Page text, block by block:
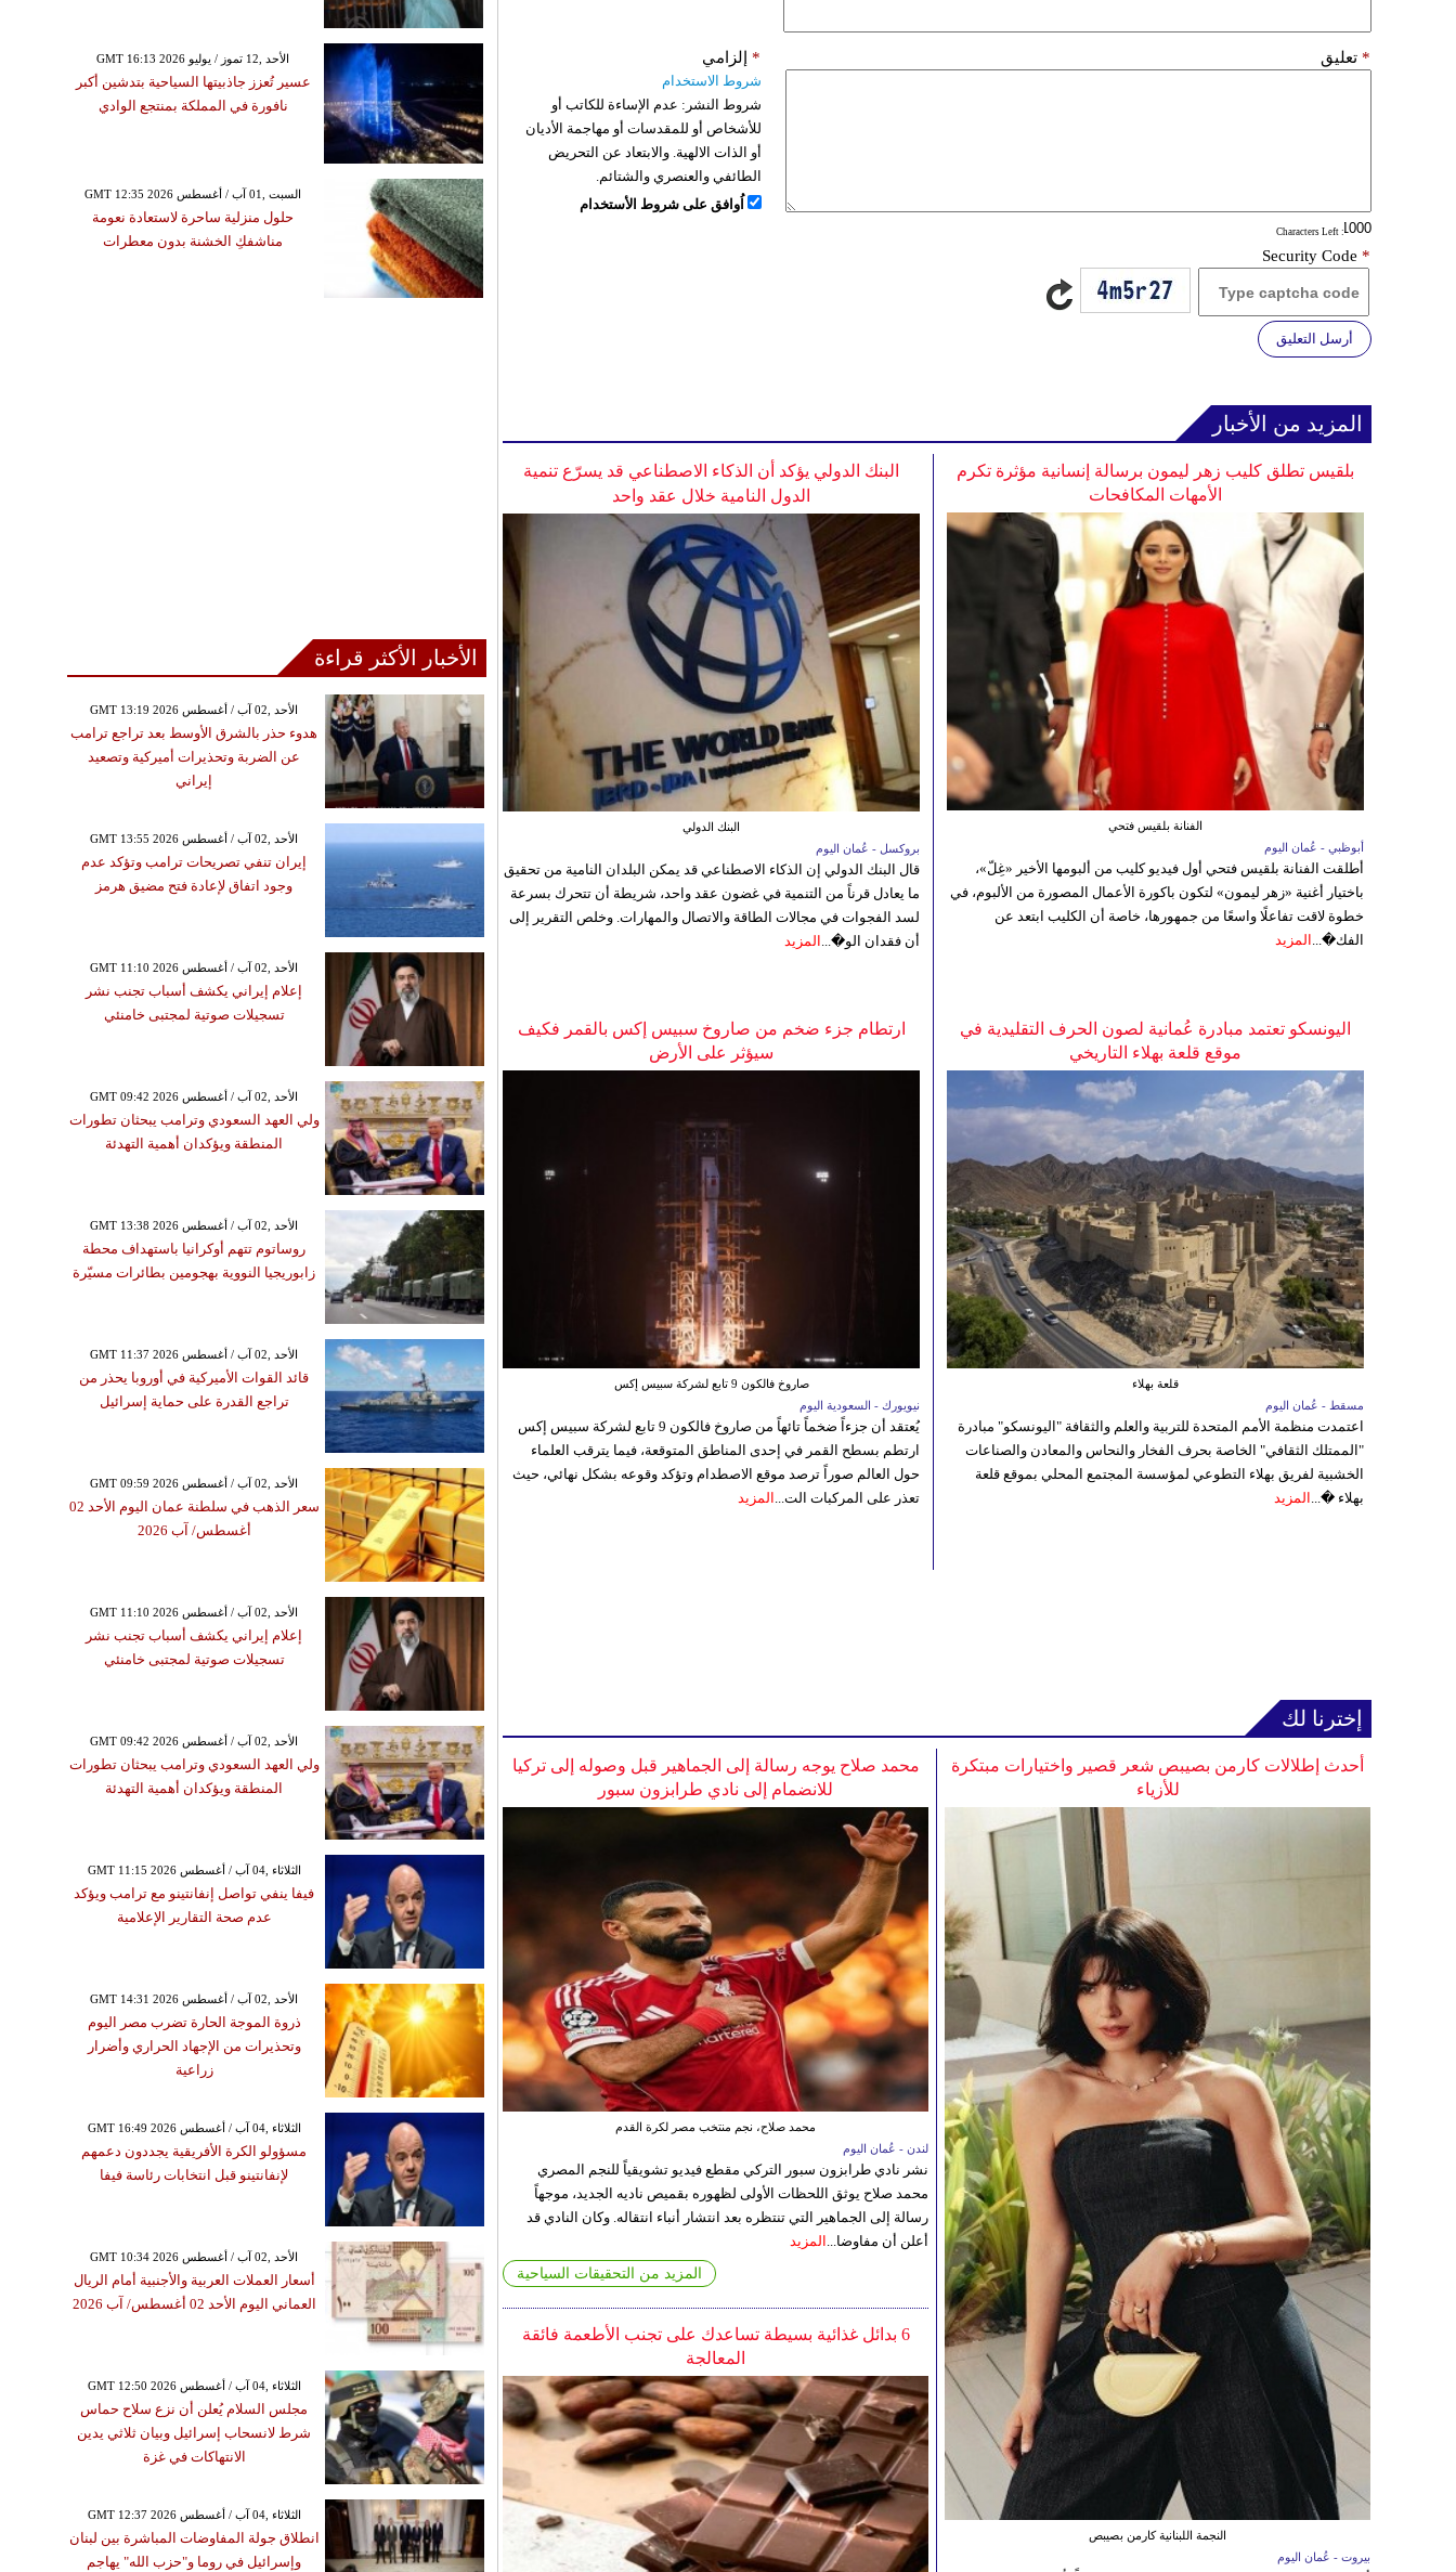
تعليق *
: Characters Left
إلزامي *
شروط الاستخدام
شروط النشر: عدم الإساءة للكاتب أو
للأشخاص أو للمقدسات أو مهاجمة الأديان
أو الذات الالهية. والابتعاد عن التحريض
الطائفي والعنصري والشتائم.
اُوافق على شروط الأستخدام
Security Code *
أرسل التعليق
المزيد من الأخبار
البنك الدولي يؤكد أن الذكاء الاصطناعي قد يسرّع تنمية
الدول النامية خلال عقد واحد
البنك الدولي
بروكسل - عُمان اليوم
قال البنك الدولي إن الذكاء الاصطناعي قد يمكن البلدان النامية من تحقيق
ما يعادل قرناً من التنمية في غضون عقد واحد، شريطة أن تتحرك بسرعة
لسد الفجوات في مجالات الطاقة والاتصال والمهارات. وخلص التقرير إلى
أن فقدان الو�... المزيد
بلقيس تطلق كليب زهر ليمون برسالة إنسانية مؤثرة تكرم
الأمهات المكافحات
الفنانة بلقيس فتحي
أبوظبي - عُمان اليوم
أطلقت الفنانة بلقيس فتحي أول فيديو كليب من ألبومها الأخير «غِلّ»،
باختيار أغنية «زهر ليمون» لتكون باكورة الأعمال المصورة من الألبوم، في
خطوة لاقت تفاعلًا واسعًا من جمهورها، خاصة أن الكليب ابتعد عن
الفك�... المزيد
ارتطام جزء ضخم من صاروخ سبيس إكس بالقمر فكيف
سيؤثر على الأرض
صاروخ فالكون 9 تابع لشركة سبيس إكس
نيويورك - السعودية اليوم
يُعتقد أن جزءاً ضخماً تائهاً من صاروخ فالكون 9 تابع لشركة سبيس إكس
ارتطم بسطح القمر في إحدى المناطق المتوقعة، فيما يترقب العلماء
حول العالم صوراً ترصد موقع الاصطدام وتؤكد وقوعه بشكل نهائي، حيث
تعذر على المركبات الت... المزيد
اليونسكو تعتمد مبادرة عُمانية لصون الحرف التقليدية في
موقع قلعة بهلاء التاريخي
قلعة بهلاء
مسقط - عُمان اليوم
اعتمدت منظمة الأمم المتحدة للتربية والعلم والثقافة "اليونسكو" مبادرة
"الممتلك الثقافي" الخاصة بحرف الفخار والنحاس والمعادن والصناعات
الخشبية لفريق بهلاء التطوعي لمؤسسة المجتمع المحلي بموقع قلعة
بهلاء �... المزيد
إخترنا لك
محمد صلاح يوجه رسالة إلى الجماهير قبل وصوله إلى تركيا
للانضمام إلى نادي طرابزون سبور
محمد صلاح، نجم منتخب مصر لكرة القدم
لندن - عُمان اليوم
نشر نادي طرابزون سبور التركي مقطع فيديو تشويقياً للنجم المصري
محمد صلاح يوثق اللحظات الأولى لظهوره بقميص ناديه الجديد، موجهاً
رسالة إلى الجماهير التي تنتظره بعد انتشار أنباء انتقاله. وكان النادي قد
أعلن أن مفاوضا... المزيد
المزيد من التحقيقات السياحية
6 بدائل غذائية بسيطة تساعدك على تجنب الأطعمة فائقة
المعالجة
أحدث إطلالات كارمن بصيبص شعر قصير واختيارات مبتكرة
للأزياء
النجمة اللبنانية كارمن بصيبص
بيروت - عُمان اليوم
GMT 16:13 2026 الأحد ,12 تموز / يوليو
عسير تُعزز جاذبيتها السياحية بتدشين أكبر
نافورة في المملكة بمنتجع الوادي
GMT 12:35 2026 السبت ,01 آب / أغسطس
حلول منزلية ساحرة لاستعادة نعومة
مناشفكِ الخشنة بدون معطرات
الأخبار الأكثر قراءة
GMT 13:19 2026 الأحد ,02 آب / أغسطس
هدوء حذر بالشرق الأوسط بعد تراجع ترامب
عن الضربة وتحذيرات أميركية وتصعيد
إيراني
GMT 13:55 2026 الأحد ,02 آب / أغسطس
إيران تنفي تصريحات ترامب وتؤكد عدم
وجود اتفاق لإعادة فتح مضيق هرمز
GMT 11:10 2026 الأحد ,02 آب / أغسطس
إعلام إيراني يكشف أسباب تجنب نشر
تسجيلات صوتية لمجتبى خامنئي
GMT 09:42 2026 الأحد ,02 آب / أغسطس
ولي العهد السعودي وترامب يبحثان تطورات
المنطقة ويؤكدان أهمية التهدئة
GMT 13:38 2026 الأحد ,02 آب / أغسطس
روساتوم تتهم أوكرانيا باستهداف محطة
زابوريجيا النووية بهجومين بطائرات مسيّرة
GMT 11:37 2026 الأحد ,02 آب / أغسطس
قائد القوات الأميركية في أوروبا يحذر من
تراجع القدرة على حماية إسرائيل
GMT 09:59 2026 الأحد ,02 آب / أغسطس
سعر الذهب في سلطنة عمان اليوم الأحد 02
أغسطس/ آب 2026
GMT 11:10 2026 الأحد ,02 آب / أغسطس
إعلام إيراني يكشف أسباب تجنب نشر
تسجيلات صوتية لمجتبى خامنئي
GMT 09:42 2026 الأحد ,02 آب / أغسطس
ولي العهد السعودي وترامب يبحثان تطورات
المنطقة ويؤكدان أهمية التهدئة
GMT 11:15 2026 الثلاثاء ,04 آب / أغسطس
فيفا ينفي تواصل إنفانتينو مع ترامب ويؤكد
عدم صحة التقارير الإعلامية
GMT 14:31 2026 الأحد ,02 آب / أغسطس
ذروة الموجة الحارة تضرب مصر اليوم
وتحذيرات من الإجهاد الحراري وأضرار
زراعية
GMT 16:49 2026 الثلاثاء ,04 آب / أغسطس
مسؤولو الكرة الأفريقية يجددون دعمهم
لإنفانتينو قبل انتخابات رئاسة فيفا
GMT 10:34 2026 الأحد ,02 آب / أغسطس
أسعار العملات العربية والأجنبية أمام الريال
العماني اليوم الأحد 02 أغسطس/ آب 2026
GMT 12:50 2026 الثلاثاء ,04 آب / أغسطس
مجلس السلام يُعلن أن نزع سلاح حماس
شرط لانسحاب إسرائيل وبيان ثلاثي يدين
الانتهاكات في غزة
GMT 12:37 2026 الثلاثاء ,04 آب / أغسطس
انطلاق جولة المفاوضات المباشرة بين لبنان
وإسرائيل في روما و"حزب الله" يهاجم